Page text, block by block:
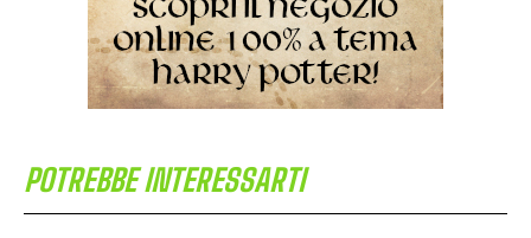
POTREBBE INTERESSARTI